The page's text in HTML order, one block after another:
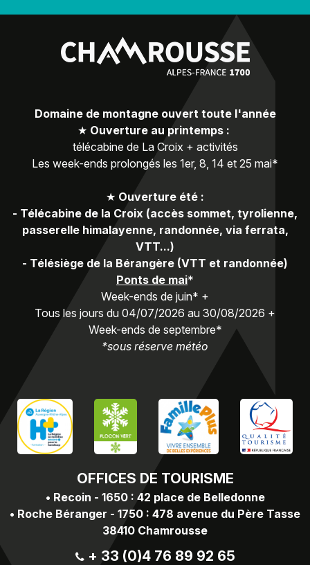
OFFICES DE TOURISME
• Recoin - 1650 : 42 place de Belledonne
• Roche Béranger - 1750 : 478 avenue du Père Tasse
38410 Chamrousse
+ 33 (0)4 76 89 92 65
Domaine de montagne ouvert toute l'année
★ Ouverture au printemps :
télécabine de La Croix + activités
Les week-ends prolongés les 1er, 8, 14 et 25 mai*
★ Ouverture été :
- Télécabine de la Croix (accès sommet, tyrolienne,
passerelle himalayenne, randonnée, via ferrata,
VTT...)
- Télésiège de la Bérangère (VTT et randonnée)
Ponts de mai*
Week-ends de juin* +
Tous les jours du 04/07/2026 au 30/08/2026 +
Week-ends de septembre*
*sous réserve météo